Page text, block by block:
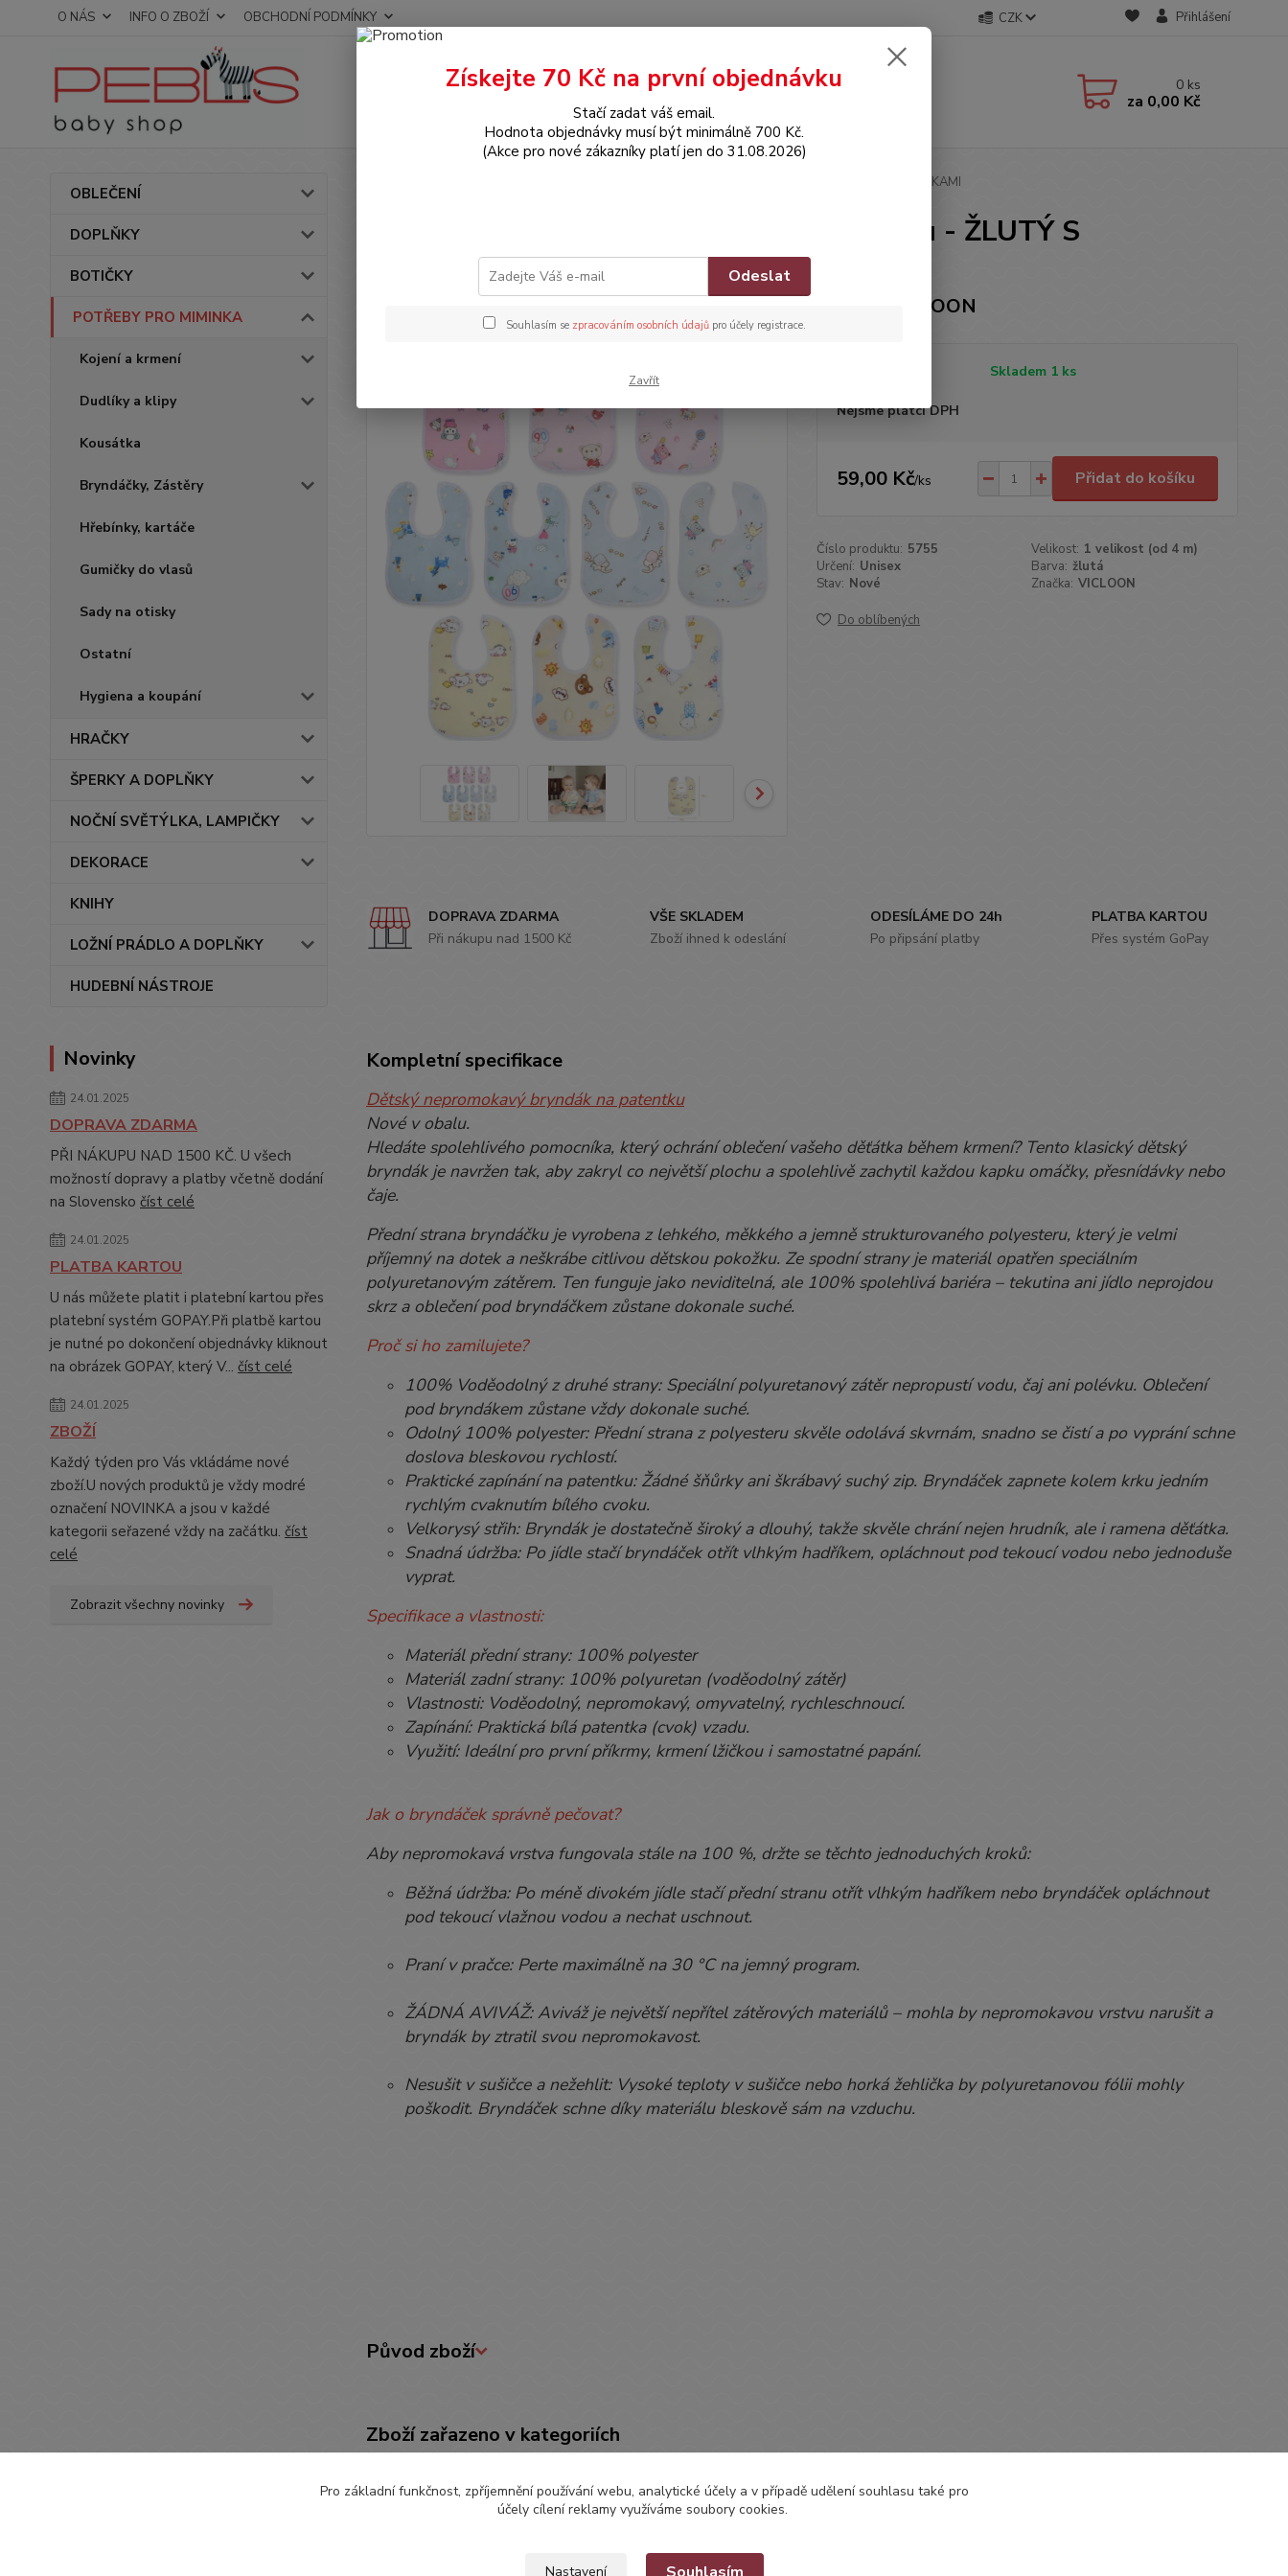
O NÁS INFO O ZBOŽÍ OBCHODNÍ PODMÍNKY CZK Přihlášení
Hledat 0 ks
za 0,00 Kč
OBLEČENÍ
DOPLŇKY
BOTIČKY
POTŘEBY PRO MIMINKA
Kojení a krmení
Dudlíky a klipy
Kousátka
Bryndáčky, Zástěry
Hřebínky, kartáče
Gumičky do vlasů
Sady na otisky
Ostatní
Hygiena a koupání
HRAČKY
ŠPERKY A DOPLŇKY
NOČNÍ SVĚTÝLKA, LAMPIČKY
DEKORACE
KNIHY
LOŽNÍ PRÁDLO A DOPLŇKY
HUDEBNÍ NÁSTROJE
Novinky
24.01.2025
DOPRAVA ZDARMA
PŘI NÁKUPU NAD 1500 KČ. U všech
možností dopravy a platby včetně dodání
na Slovensko číst celé
24.01.2025
PLATBA KARTOU
U nás můžete platit i platební kartou přes
platební systém GOPAY.Při platbě kartou
je nutné po dokončení objednávky kliknout
na obrázek GOPAY, který V... číst celé
24.01.2025
ZBOŽÍ
Každý týden pro Vás vkládáme nové
zboží.U nových produktů je vždy modré
označení NOVINKA a jsou v každé
kategorii seřazené vždy na začátku. číst
celé
Zobrazit všechny novinky
Dětský nepromokavý bryndák na patentku - ŽLUTÝ S KAČENKAMI
Dětský nepromokavý bryndák na patentku - ŽLUTÝ S
KAČENKAMI
Značka: VICLOON
Skladem 1 ks
Nejsme plátci DPH
59,00 Kč/ks Přidat do košíku
Číslo produktu: 5755 Velikost: 1 velikost (od 4 m)
Určení: Unisex Barva: žlutá
Stav: Nové Značka: VICLOON
Do oblíbených
DOPRAVA ZDARMA
Při nákupu nad 1500 Kč
VŠE SKLADEM
Zboží ihned k odeslání
ODESÍLÁME DO 24h
Po připsání platby
PLATBA KARTOU
Přes systém GoPay
Kompletní specifikace
Dětský nepromokavý bryndák na patentku
Nové v obalu.
Hledáte spolehlivého pomocníka, který ochrání oblečení vašeho děťátka během krmení? Tento klasický dětský
bryndák je navržen tak, aby zakryl co největší plochu a spolehlivě zachytil každou kapku omáčky, přesnídávky nebo
čaje.
Přední strana bryndáčku je vyrobena z lehkého, měkkého a jemně strukturovaného polyesteru, který je velmi
příjemný na dotek a neškrábe citlivou dětskou pokožku. Ze spodní strany je materiál opatřen speciálním
polyuretanovým zátěrem. Ten funguje jako neviditelná, ale 100% spolehlivá bariéra – tekutina ani jídlo neprojdou
skrz a oblečení pod bryndáčkem zůstane dokonale suché.
Proč si ho zamilujete?
100% Voděodolný z druhé strany: Speciální polyuretanový zátěr nepropustí vodu, čaj ani polévku. Oblečení
pod bryndákem zůstane vždy dokonale suché.
Odolný 100% polyester: Přední strana z polyesteru skvěle odolává skvrnám, snadno se čistí a po vyprání schne
doslova bleskovou rychlostí.
Praktické zapínání na patentku: Žádné šňůrky ani škrábavý suchý zip. Bryndáček zapnete kolem krku jedním
rychlým cvaknutím bílého cvoku.
Velkorysý střih: Bryndák je dostatečně široký a dlouhý, takže skvěle chrání nejen hrudník, ale i ramena děťátka.
Snadná údržba: Po jídle stačí bryndáček otřít vlhkým hadříkem, opláchnout pod tekoucí vodou nebo jednoduše
vyprat.
Specifikace a vlastnosti:
Materiál přední strany: 100% polyester
Materiál zadní strany: 100% polyuretan (voděodolný zátěr)
Vlastnosti: Voděodolný, nepromokavý, omyvatelný, rychleschnoucí.
Zapínání: Praktická bílá patentka (cvok) vzadu.
Využití: Ideální pro první příkrmy, krmení lžičkou i samostatné papání.
Jak o bryndáček správně pečovat?
Aby nepromokavá vrstva fungovala stále na 100 %, držte se těchto jednoduchých kroků:
Běžná údržba: Po méně divokém jídle stačí přední stranu otřít vlhkým hadříkem nebo bryndáček opláchnout
pod tekoucí vlažnou vodou a nechat uschnout.
Praní v pračce: Perte maximálně na 30 °C na jemný program.
ŽÁDNÁ AVIVÁŽ: Aviváž je největší nepřítel zátěrových materiálů – mohla by nepromokavou vrstvu narušit a
bryndák by ztratil svou nepromokavost.
Nesušit v sušičce a nežehlit: Vysoké teploty v sušičce nebo horká žehlička by polyuretanovou fólii mohly
poškodit. Bryndáček schne díky materiálu bleskově sám na vzduchu.
Původ zboží
Zboží zařazeno v kategoriích
Získejte 70 Kč na první objednávku
Stačí zadat váš email.
Hodnota objednávky musí být minimálně 700 Kč.
(Akce pro nové zákazníky platí jen do 31.08.2026)
Odeslat
Souhlasím se zpracováním osobních údajůpro účely registrace.
Zavřít
Pro základní funkčnost, zpříjemnění používání webu, analytické účely a v případě udělení souhlasu také pro
účely cílení reklamy využíváme soubory cookies.
Nastavení